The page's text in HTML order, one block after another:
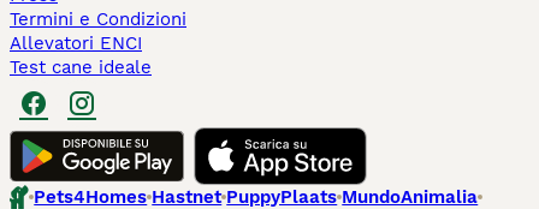
Termini e Condizioni
Allevatori ENCI
Test cane ideale
Pets4Homes Hastnet PuppyPlaats MundoAnimalia